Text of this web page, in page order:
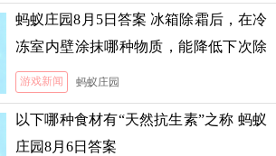
蚂蚁庄园8月5日答案 冰箱除霜后，在冷
冻室内壁涂抹哪种物质，能降低下次除
霜的难度
游戏新闻 蚂蚁庄园
以下哪种食材有“天然抗生素”之称 蚂蚁
庄园8月6日答案